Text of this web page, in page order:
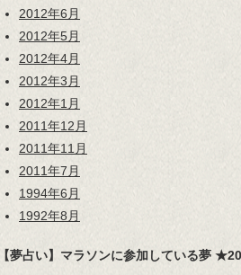
2012年6月
2012年5月
2012年4月
2012年3月
2012年1月
2011年12月
2011年11月
2011年7月
1994年6月
1992年8月
【夢占い】マラソンに参加している夢